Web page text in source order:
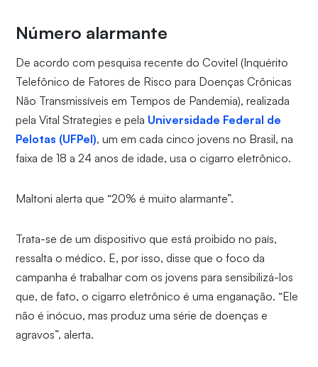
Número alarmante
De acordo com pesquisa recente do Covitel (Inquérito
Telefônico de Fatores de Risco para Doenças Crônicas
Não Transmissíveis em Tempos de Pandemia), realizada
pela Vital Strategies e pela Universidade Federal de
Pelotas (UFPel), um em cada cinco jovens no Brasil, na
faixa de 18 a 24 anos de idade, usa o cigarro eletrônico.
Maltoni alerta que “20% é muito alarmante”.
Trata-se de um dispositivo que está proibido no país,
ressalta o médico. E, por isso, disse que o foco da
campanha é trabalhar com os jovens para sensibilizá-los
que, de fato, o cigarro eletrônico é uma enganação. “Ele
não é inócuo, mas produz uma série de doenças e
agravos”, alerta.